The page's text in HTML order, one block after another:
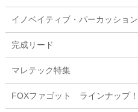
イノベイティブ・パーカッション
完成リード
マレテック特集
FOXファゴット ラインナップ！